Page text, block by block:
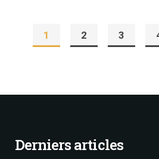
1 2 3
Derniers articles